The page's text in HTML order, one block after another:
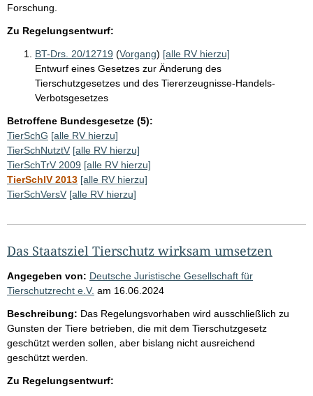
Forschung.
Zu Regelungsentwurf:
BT-Drs. 20/12719 (Vorgang) [alle RV hierzu]
Entwurf eines Gesetzes zur Änderung des
Tierschutzgesetzes und des Tiererzeugnisse-Handels-
Verbotsgesetzes
Betroffene Bundesgesetze (5):
TierSchG [alle RV hierzu]
TierSchNutztV [alle RV hierzu]
TierSchTrV 2009 [alle RV hierzu]
TierSchlV 2013 [alle RV hierzu]
TierSchVersV [alle RV hierzu]
Das Staatsziel Tierschutz wirksam umsetzen
Angegeben von: Deutsche Juristische Gesellschaft für
Tierschutzrecht e.V. am 16.06.2024
Beschreibung: Das Regelungsvorhaben wird ausschließlich zu
Gunsten der Tiere betrieben, die mit dem Tierschutzgesetz
geschützt werden sollen, aber bislang nicht ausreichend
geschützt werden.
Zu Regelungsentwurf: